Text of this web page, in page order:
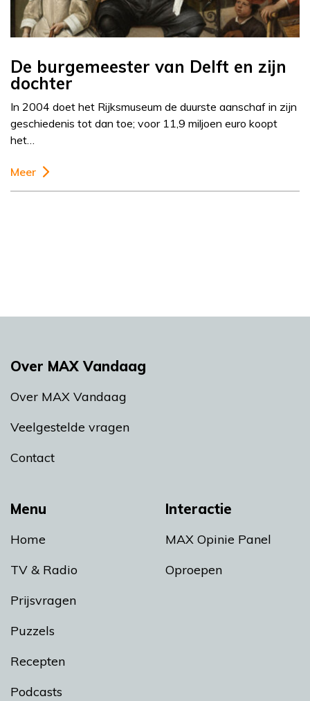
De burgemeester van Delft en zijn
dochter
In 2004 doet het Rijksmuseum de duurste aanschaf in zijn
geschiedenis tot dan toe; voor 11,9 miljoen euro koopt
het…
Meer
Menu
Home
TV & Radio
Prijsvragen
Puzzels
Recepten
Podcasts
Interactie
MAX Opinie Panel
Oproepen
Over MAX Vandaag
Over MAX Vandaag
Veelgestelde vragen
Contact